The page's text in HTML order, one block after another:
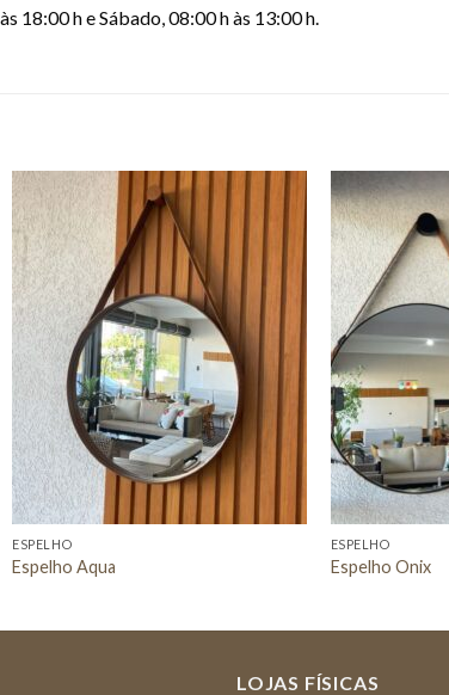
18:00 h e Sábado, 08:00 h às 13:00 h.
a lista de
desejos
ESPELHO
Espelho Aqua
ESPELHO
Espelho Onix
LOJAS FÍSICAS